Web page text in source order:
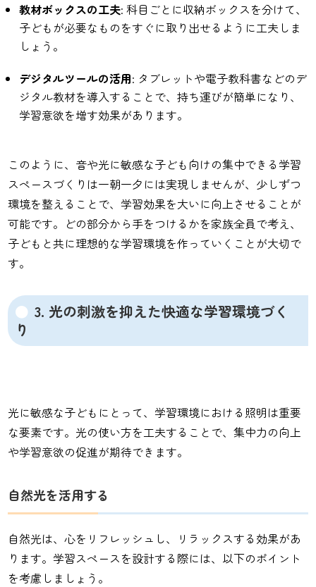
教材ボックスの工夫: 科目ごとに収納ボックスを分けて、
子どもが必要なものをすぐに取り出せるように工夫しま
しょう。
デジタルツールの活用: タブレットや電子教科書などのデ
ジタル教材を導入することで、持ち運びが簡単になり、
学習意欲を増す効果があります。
このように、音や光に敏感な子ども向けの集中できる学習
スペースづくりは一朝一夕には実現しませんが、少しずつ
環境を整えることで、学習効果を大いに向上させることが
可能です。どの部分から手をつけるかを家族全員で考え、
子どもと共に理想的な学習環境を作っていくことが大切で
す。
3. 光の刺激を抑えた快適な学習環境づく
り
光に敏感な子どもにとって、学習環境における照明は重要
な要素です。光の使い方を工夫することで、集中力の向上
や学習意欲の促進が期待できます。
自然光を活用する
自然光は、心をリフレッシュし、リラックスする効果があ
ります。学習スペースを設計する際には、以下のポイント
を考慮しましょう。